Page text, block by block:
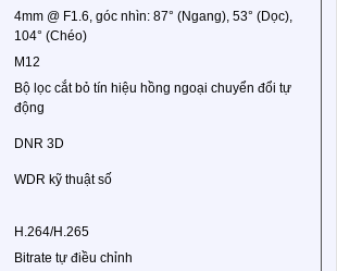
4mm @ F1.6, góc nhìn: 87° (Ngang), 53° (Dọc),
104° (Chéo)
M12
Bộ lọc cắt bỏ tín hiệu hồng ngoại chuyển đổi tự
động
DNR 3D
WDR kỹ thuật số
H.264/H.265
Bitrate tự điều chỉnh